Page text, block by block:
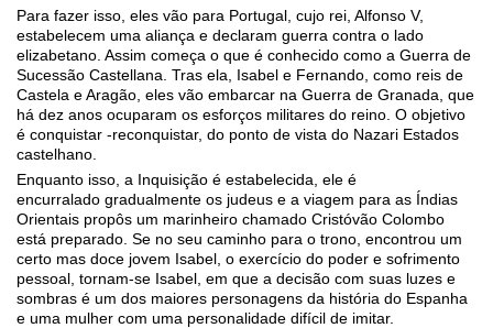
Para fazer isso, eles vão para Portugal, cujo rei, Alfonso V,
estabelecem uma aliança e declaram guerra contra o lado
elizabetano. Assim começa o que é conhecido como a Guerra de
Sucessão Castellana. Tras ela, Isabel e Fernando, como reis de
Castela e Aragão, eles vão embarcar na Guerra de Granada, que
há dez anos ocuparam os esforços militares do reino. O objetivo
é conquistar -reconquistar, do ponto de vista do Nazari Estados
castelhano.
Enquanto isso, a Inquisição é estabelecida, ele é
encurralado gradualmente os judeus e a viagem para as Índias
Orientais propôs um marinheiro chamado Cristóvão Colombo
está preparado. Se no seu caminho para o trono, encontrou um
certo mas doce jovem Isabel, o exercício do poder e sofrimento
pessoal, tornam-se Isabel, em que a decisão com suas luzes e
sombras é um dos maiores personagens da história do Espanha
e uma mulher com uma personalidade difícil de imitar.